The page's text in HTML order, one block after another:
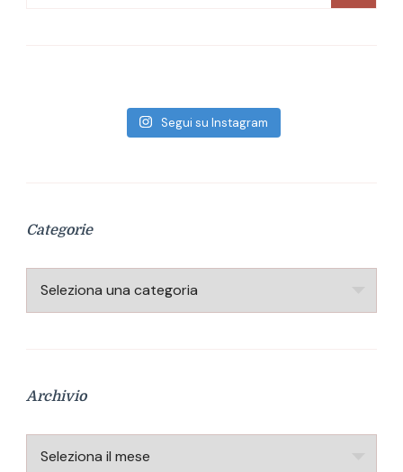
Segui su Instagram
Categorie
Categorie
Archivio
Archivio